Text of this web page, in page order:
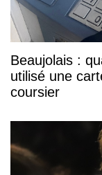
Beaujolais :
utilisé une
coursier